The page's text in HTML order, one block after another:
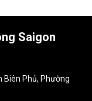
Saigon
Biên Phủ, Phường